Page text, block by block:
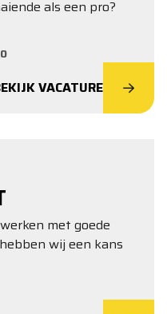
als een pro?
VACATURE
met goede
wij een kans